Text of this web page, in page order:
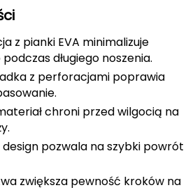
z pianki EVA minimalizuje
długiego noszenia.
z perforacjami poprawia
chroni przed wilgocią na
pozwala na szybki powrót
zwiększa pewność kroków na